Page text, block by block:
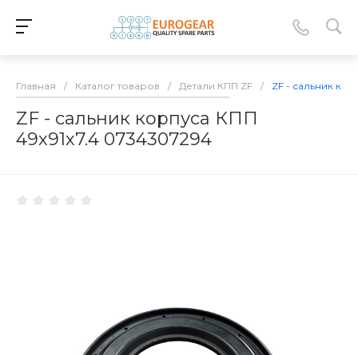
Главная / Каталог товаров / Детали КПП ZF / ZF - сальник
ZF - сальник корпуса КПП
49х91х7.4 0734307294